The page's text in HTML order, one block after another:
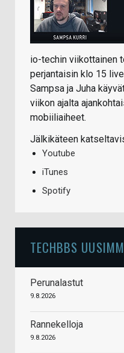
io-techin viikottainen
perjantaisin klo 15
Sampsa ja Juha
viikon ajalta
mobiiliaiheet.
Jälkikäteen
Youtube
iTunes
Spotify
TECHBBS
Perunalastut
9.8.2026
Rannekelloja
9.8.2026